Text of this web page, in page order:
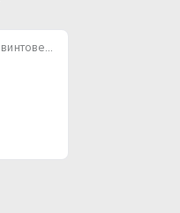
Аккумуляторный винтоверт MILWAUKEE M18 BID-0